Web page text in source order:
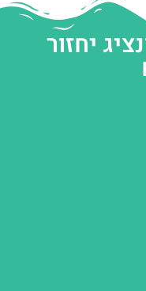
יחזור